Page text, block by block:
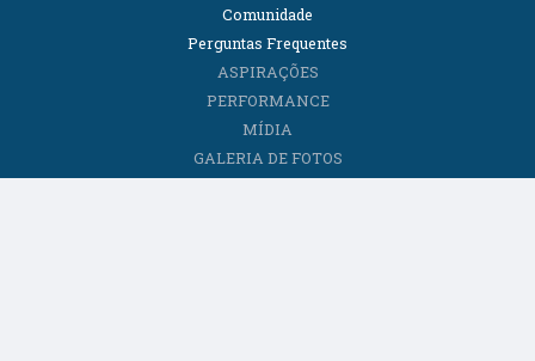
Comunidade
Perguntas Frequentes
ASPIRAÇÕES
PERFORMANCE
MÍDIA
GALERIA DE FOTOS